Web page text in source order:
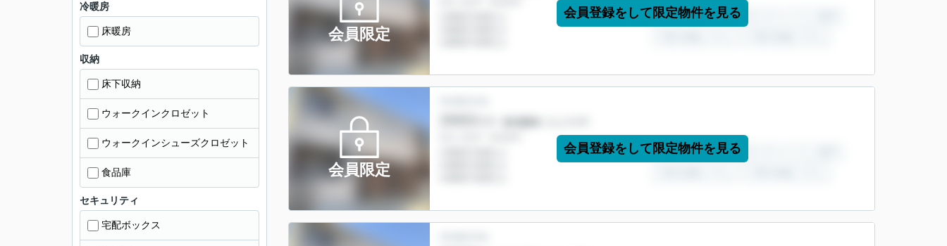
会員限定
会員登録をして限定物件を見る
会員限定
会員登録をして限定物件を見る
冷暖房
床暖房
収納
床下収納
ウォークインクロゼット
ウォークインシューズクロゼット
食品庫
セキュリティ
宅配ボックス